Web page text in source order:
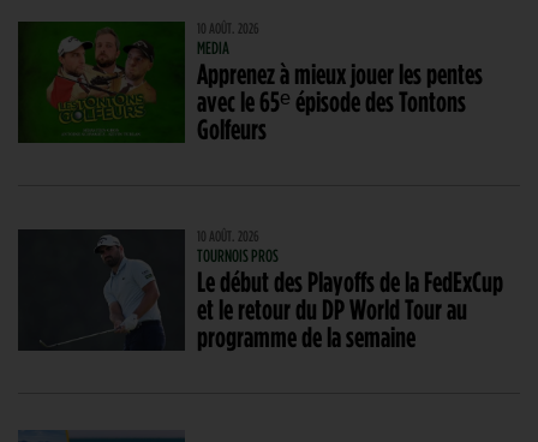
10 AOÛT. 2026
MEDIA
Apprenez à mieux jouer les pentes
avec le 65ᵉ épisode des Tontons
Golfeurs
10 AOÛT. 2026
TOURNOIS PROS
Le début des Playoffs de la FedExCup
et le retour du DP World Tour au
programme de la semaine